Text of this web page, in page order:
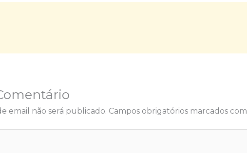
email não será publicado. Campos obrigatórios marcados com